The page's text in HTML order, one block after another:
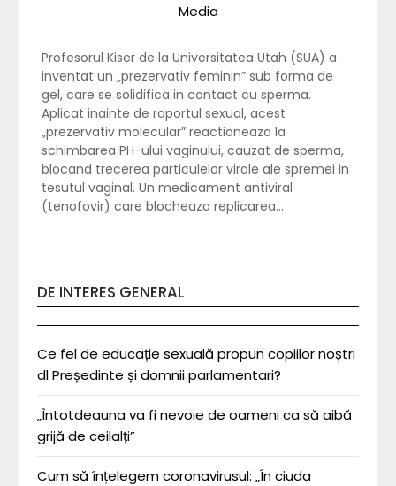
Media
Profesorul Kiser de la Universitatea Utah (SUA) a
inventat un „prezervativ feminin” sub forma de
gel, care se solidifica in contact cu sperma.
Aplicat inainte de raportul sexual, acest
„prezervativ molecular” reactioneaza la
schimbarea PH-ului vaginului, cauzat de sperma,
blocand trecerea particulelor virale ale spremei in
tesutul vaginal. Un medicament antiviral
(tenofovir) care blocheaza replicarea…
DE INTERES GENERAL
Ce fel de educație sexuală propun copiilor noștri
dl Președinte și domnii parlamentari?
„Întotdeauna va fi nevoie de oameni ca să aibă
grijă de ceilalți”
Cum să înțelegem coronavirusul: „În ciuda